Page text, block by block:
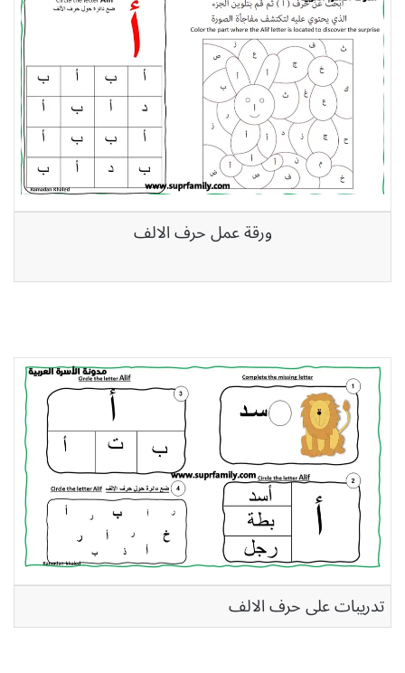
ورقة عمل حرف الالف
تدريبات على حرف الالف